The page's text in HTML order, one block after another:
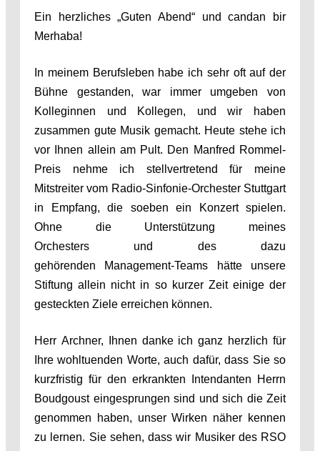
Ein herzliches „Guten Abend“ und candan bir
Merhaba!
In meinem Berufsleben habe ich sehr oft auf der
Bühne gestanden, war immer umgeben von
Kolleginnen und Kollegen, und wir haben
zusammen gute Musik gemacht. Heute stehe ich
vor Ihnen allein am Pult. Den Manfred Rommel-
Preis nehme ich stellvertretend für meine
Mitstreiter vom Radio-Sinfonie-Orchester Stuttgart
in Empfang, die soeben ein Konzert spielen.
Ohne die Unterstützung meines
Orchesters und des dazu
gehörenden Management-Teams hätte unsere
Stiftung allein nicht in so kurzer Zeit einige der
gesteckten Ziele erreichen können.
Herr Archner, Ihnen danke ich ganz herzlich für
Ihre wohltuenden Worte, auch dafür, dass Sie so
kurzfristig für den erkrankten Intendanten Herrn
Boudgoust eingesprungen sind und sich die Zeit
genommen haben, unser Wirken näher kennen
zu lernen. Sie sehen, dass wir Musiker des RSO